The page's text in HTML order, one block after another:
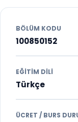
BÖLÜM KODU
100850152
EĞITIM DILI
Türkçe
ÜCRET / BURS